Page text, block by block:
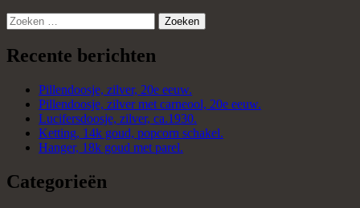
Zoeken
naar:
Recente berichten
Pillendoosje, zilver, 20e eeuw.
Pillendoosje, zilver met carneool, 20e eeuw.
Lucifersdoosje, zilver, ca.1930.
Ketting, 14k goud, popcorn schakel.
Hanger, 18k goud met parel.
Categorieën